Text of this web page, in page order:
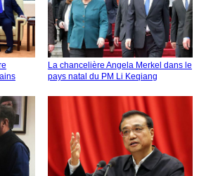
La chancelière Angela Merkel dans le
pays natal du PM Li Keqiang